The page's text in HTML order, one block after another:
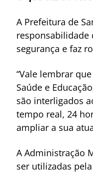
A Prefeitura de
responsabilidade
segurança e faz
“Vale lembrar
Saúde e
são interligados
tempo real, 24
ampliar a sua
A Administração
ser utilizadas